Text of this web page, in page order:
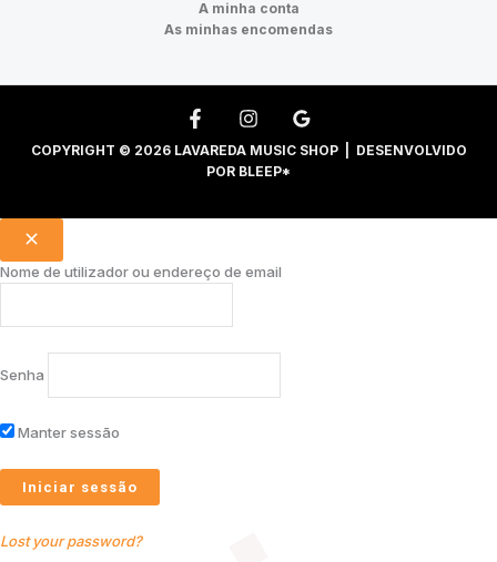
A minha conta
As minhas encomendas
COPYRIGHT © 2026 LAVAREDA MUSIC SHOP | DESENVOLVIDO
POR BLEEP*
Nome de utilizador ou endereço de email
Senha
Manter sessão
Lost your password?